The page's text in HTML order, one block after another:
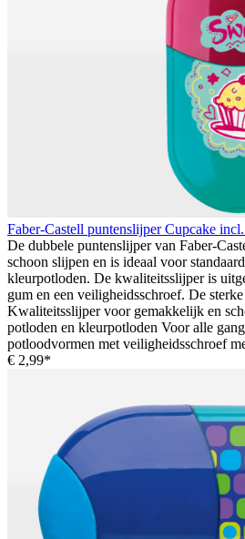
Faber-Castell puntenslijper Cupcake
De dubbele puntenslijper van Faber-
schoon slijpen en is ideaal voor
kleurpotloden. De kwaliteitsslijper is
gum en een veiligheidsschroef. De
Kwaliteitsslijper voor gemakkelijk en
potloden en kleurpotloden Voor alle
potloodvormen met veiligheidsschroef
€ 2,99*